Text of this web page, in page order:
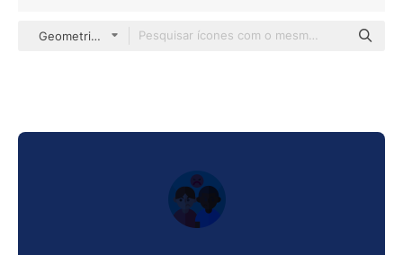
Geometric Flat Circular Flat